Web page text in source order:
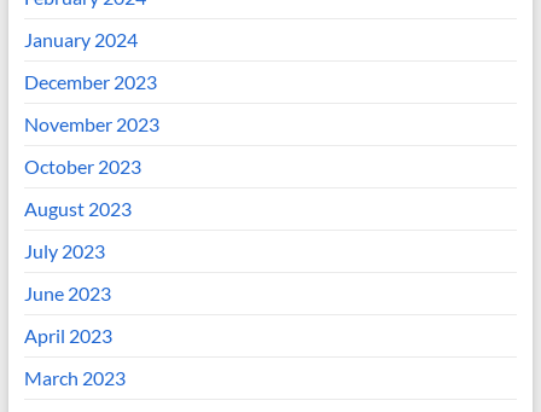
January 2024
December 2023
November 2023
October 2023
August 2023
July 2023
June 2023
April 2023
March 2023